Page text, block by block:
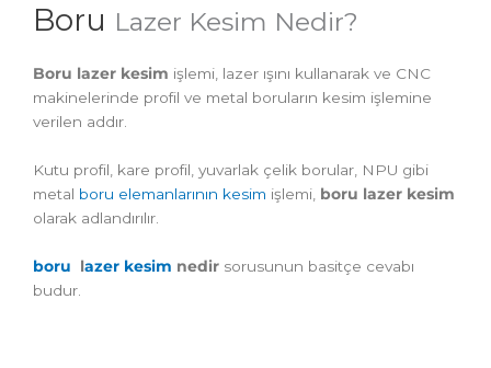
Boru Lazer Kesim Nedir?
Boru lazer kesim işlemi, lazer ışını kullanarak ve CNC
makinelerinde profil ve metal boruların kesim işlemine
verilen addır.
Kutu profil, kare profil, yuvarlak çelik borular, NPU gibi
metal boru elemanlarının kesim işlemi, boru lazer kesim
olarak adlandırılır.
boru lazer kesim nedir sorusunun basitçe cevabı
budur.